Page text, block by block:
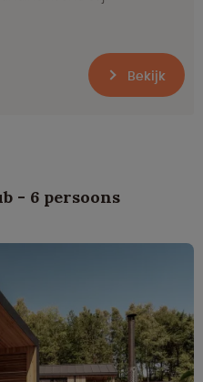
Bekijk
- 6 persoons